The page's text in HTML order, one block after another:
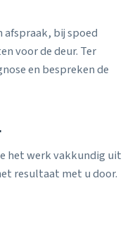
afspraak, bij spoed
voor de deur. Ter
en bespreken de
het werk vakkundig uit
resultaat met u door.